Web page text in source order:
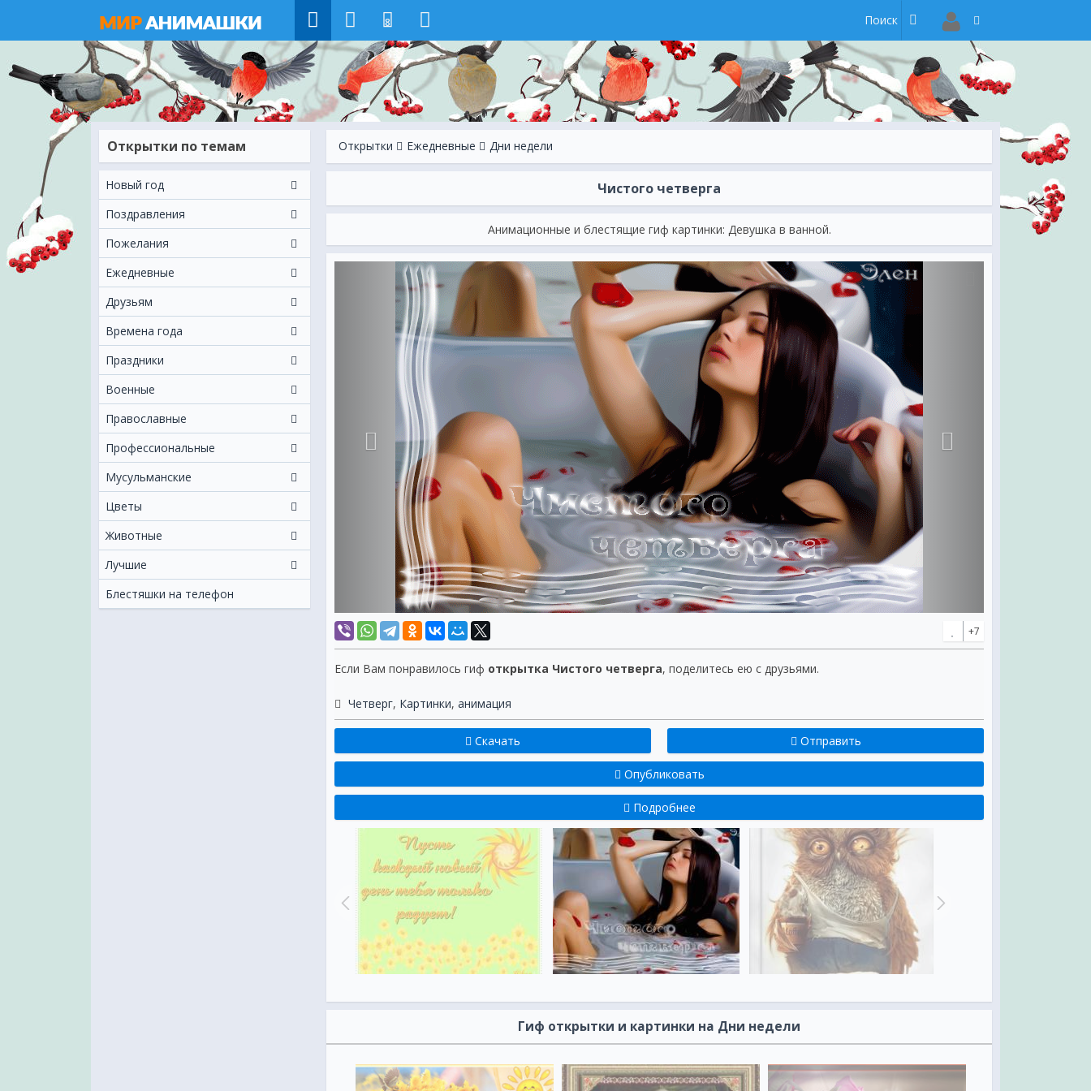
8
Открытки по темам
Новый год
Поздравления
Пожелания
Ежeдневные
Друзьям
Времена года
Праздники
Военные
Православные
Профессиональные
Мусульманские
Цветы
Животные
Лучшие
Блестяшки на телефон
Открытки Ежeдневные Дни недели
Чистого четверга
Анимационные и блестящие гиф картинки: Девушка в ванной.
+7
Если Вам понравилось гиф открытка Чистого четверга, поделитесь ею с друзьями.
Четверг, Картинки, анимация
Скачать Отправить
Опубликовать
Подробнее
Гиф открытки и картинки на Дни недели